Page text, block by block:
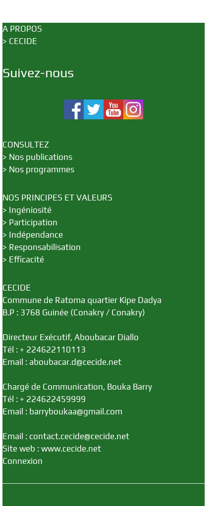
A PROPOS
> CECIDE
Suivez-nous
CONSULTEZ
> Nos publications
> Nos programmes
NOS PRINCIPES ET VALEURS
> Ingéniosité
> Participation
> Indépendance
> Responsabilisation
> Efficacité
CECIDE
Commune de Ratoma quartier Kipe Dadya
B.P : 3768 Guinée (Conakry / Conakry)
Directeur Exécutif, Aboubacar Diallo
Tél : + 224622110113
Email : aboubacar.d@cecide.net
Chargé de Communication, Bouka Barry
Tél : + 224622459999
Email : barryboukaa@gmail.com
Email : contact.cecide@cecide.net
Site web : www.cecide.net
Connexion